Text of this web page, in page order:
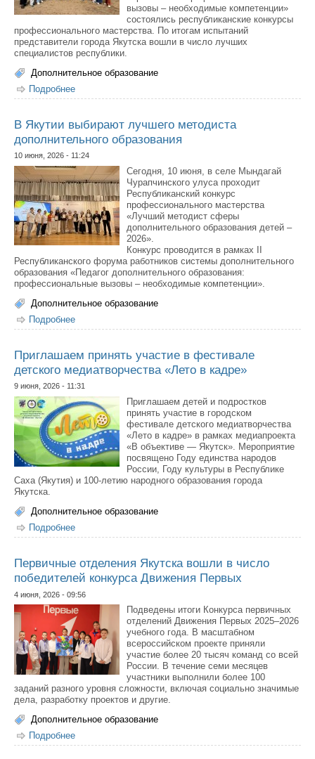
вызовы – необходимые компетенции»
состоялись республиканские конкурсы
профессионального мастерства. По итогам испытаний
представители города Якутска вошли в число лучших
специалистов республики.
Дополнительное образование
Подробнее
республиканских конкурсов профмастерства!
В Якутии выбирают лучшего методиста
дополнительного образования
10 июня, 2026 - 11:24
Сегодня, 10 июня, в селе Мындагай
Чурапчинского улуса проходит
Республиканский конкурс
профессионального мастерства
«Лучший методист сферы
дополнительного образования детей –
2026».
Конкурс проводится в рамках II
Республиканского форума работников системы дополнительного
образования «Педагог дополнительного образования:
профессиональные вызовы – необходимые компетенции».
Дополнительное образование
Подробнее
дополнительного образования
Приглашаем принять участие в фестивале
детского медиатворчества «Лето в кадре»
9 июня, 2026 - 11:31
Приглашаем детей и подростков
принять участие в городском
фестивале детского медиатворчества
«Лето в кадре» в рамках медиапроекта
«В объективе — Якутск». Мероприятие
посвящено Году единства народов
России, Году культуры в Республике
Саха (Якутия) и 100-летию народного образования города
Якутска.
Дополнительное образование
Подробнее
медиатворчества «Лето в кадре»
Первичные отделения Якутска вошли в число
победителей конкурса Движения Первых
4 июня, 2026 - 09:56
Подведены итоги Конкурса первичных
отделений Движения Первых 2025–2026
учебного года. В масштабном
всероссийском проекте приняли
участие более 20 тысяч команд со всей
России. В течение семи месяцев
участники выполнили более 100
заданий разного уровня сложности, включая социально значимые
дела, разработку проектов и другие.
Дополнительное образование
Подробнее
победителей конкурса Движения Первых